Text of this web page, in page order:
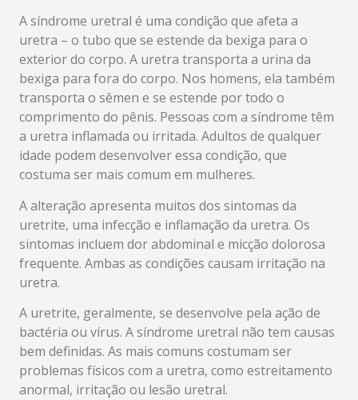
A síndrome uretral é uma condição que afeta a
uretra – o tubo que se estende da bexiga para o
exterior do corpo. A uretra transporta a urina da
bexiga para fora do corpo. Nos homens, ela também
transporta o sêmen e se estende por todo o
comprimento do pênis. Pessoas com a síndrome têm
a uretra inflamada ou irritada. Adultos de qualquer
idade podem desenvolver essa condição, que
costuma ser mais comum em mulheres.
A alteração apresenta muitos dos sintomas da
uretrite, uma infecção e inflamação da uretra. Os
sintomas incluem dor abdominal e micção dolorosa
frequente. Ambas as condições causam irritação na
uretra.
A uretrite, geralmente, se desenvolve pela ação de
bactéria ou vírus. A síndrome uretral não tem causas
bem definidas. As mais comuns costumam ser
problemas físicos com a uretra, como estreitamento
anormal, irritação ou lesão uretral.